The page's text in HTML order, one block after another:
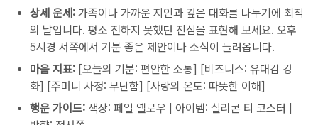
상세 운세: 가족이나 가까운 지인과 깊은 대화를 나누기에 최적
의 날입니다. 평소 전하지 못했던 진심을 표현해 보세요. 오후
5시경 서쪽에서 기분 좋은 제안이나 소식이 들려옵니다.
마음 지표: [오늘의 기분: 편안한 소통] [비즈니스: 유대감 강
화] [주머니 사정: 무난함] [사랑의 온도: 따뜻한 이해]
행운 가이드: 색상: 페일 옐로우 | 아이템: 실리콘 티 코스터 |